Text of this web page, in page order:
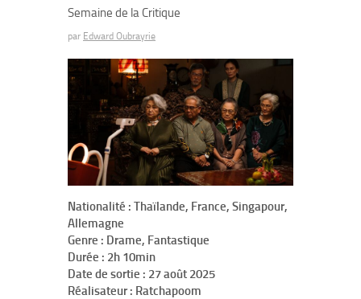
Semaine de la Critique
par Edward Oubrayrie
Nationalité : Thaïlande, France, Singapour,
Allemagne
Genre : Drame, Fantastique
Durée : 2h 10min
Date de sortie : 27 août 2025
Réalisateur : Ratchapoom